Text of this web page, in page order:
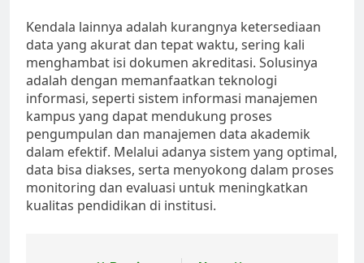
Kendala lainnya adalah kurangnya ketersediaan
data yang akurat dan tepat waktu, sering kali
menghambat isi dokumen akreditasi. Solusinya
adalah dengan memanfaatkan teknologi
informasi, seperti sistem informasi manajemen
kampus yang dapat mendukung proses
pengumpulan dan manajemen data akademik
dalam efektif. Melalui adanya sistem yang optimal,
data bisa diakses, serta menyokong dalam proses
monitoring dan evaluasi untuk meningkatkan
kualitas pendidikan di institusi.